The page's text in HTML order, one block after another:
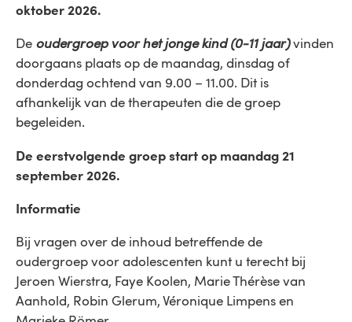
oktober 2026.
De oudergroep voor het jonge kind (0-11 jaar)vinden
doorgaans plaats op de maandag, dinsdag of
donderdag ochtend van 9.00 – 11.00. Dit is
afhankelijk van de therapeuten die de groep
begeleiden.
De eerstvolgende groep start op maandag 21
september 2026.
Informatie
Bij vragen over de inhoud betreffende de
oudergroep voor adolescenten kunt u terecht bij
Jeroen Wierstra, Faye Koolen, Marie Thérèse van
Aanhold, Robin Glerum, Véronique Limpens en